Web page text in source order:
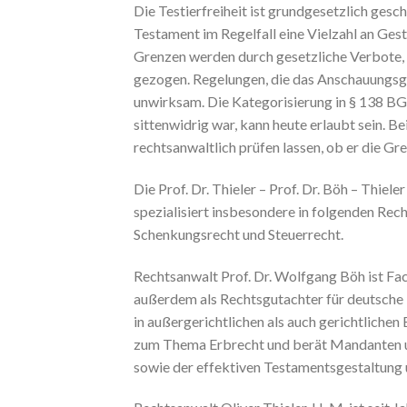
Die Testierfreiheit ist grundgesetzlich
Testament im Regelfall eine Vielzahl an
Grenzen werden durch gesetzliche
gezogen. Regelungen, die das
unwirksam. Die Kategorisierung in § 138
sittenwidrig war, kann heute erlaubt sein.
rechtsanwaltlich prüfen lassen, ob er die
Die Prof. Dr. Thieler – Prof. Dr. Böh –
spezialisiert insbesondere in folgenden
Schenkungsrecht und Steuerrecht.
Rechtsanwalt Prof. Dr. Wolfgang Böh ist
außerdem als Rechtsgutachter für
in außergerichtlichen als auch
zum Thema Erbrecht und berät
sowie der effektiven Testamentsgestaltung